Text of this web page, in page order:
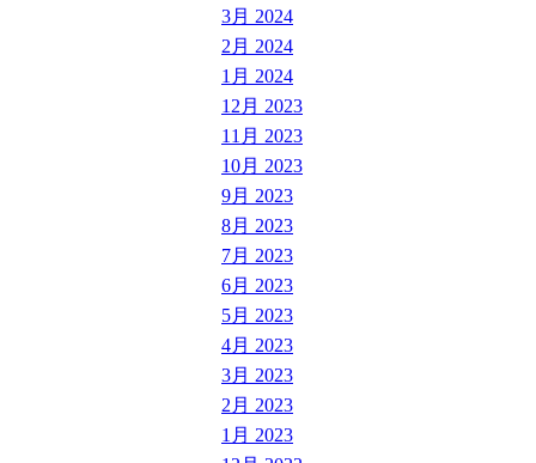
3月 2024
2月 2024
1月 2024
12月 2023
11月 2023
10月 2023
9月 2023
8月 2023
7月 2023
6月 2023
5月 2023
4月 2023
3月 2023
2月 2023
1月 2023